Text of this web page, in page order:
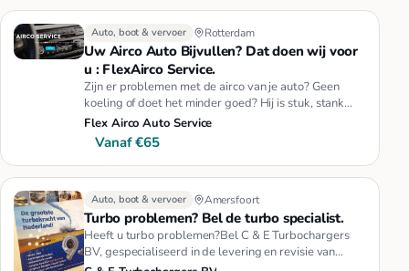
Auto, boot & vervoer Rotterdam
Uw Airco Auto Bijvullen? Dat doen wij voor
u : FlexAirco Service.
Zijn er problemen met de airco van je auto? Geen
koeling of doet het minder goed? Hij is stuk, stank
geur of koelt slech…
Flex Airco Auto Service
Vanaf €65
Auto, boot & vervoer Amersfoort
Turbo problemen? Bel de turbo specialist.
Heeft u turbo problemen?Bel C & E Turbochargers
BV, gespecialiseerd in de levering en revisie van